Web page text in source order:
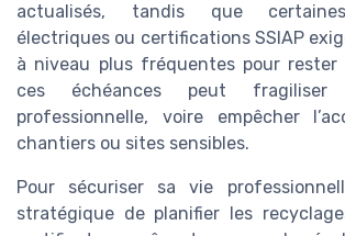
actualisés, tandis que
électriques ou certifications SSIAP
à niveau plus fréquentes pour rester
ces échéances peut fragiliser
professionnelle, voire empêcher
chantiers ou sites sensibles.
Pour sécuriser sa vie
stratégique de planifier les